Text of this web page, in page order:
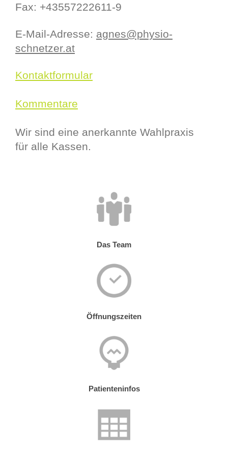
Fax: +43557222611-9
E-Mail-Adresse: agnes@physio-
schnetzer.at
Kontaktformular
Kommentare
Wir sind eine anerkannte Wahlpraxis
für alle Kassen.
Das Team
Öffnungszeiten
Patienteninfos